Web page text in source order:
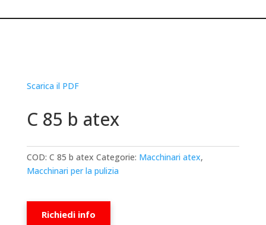
Scarica il PDF
C 85 b atex
COD: C 85 b atex Categorie: Macchinari atex,
Macchinari per la pulizia
Richiedi info